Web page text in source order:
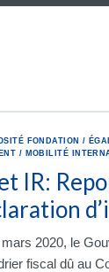
FONDATION /
/ MOBILITÉ
IR:
mars 2020, le
fiscal dû au